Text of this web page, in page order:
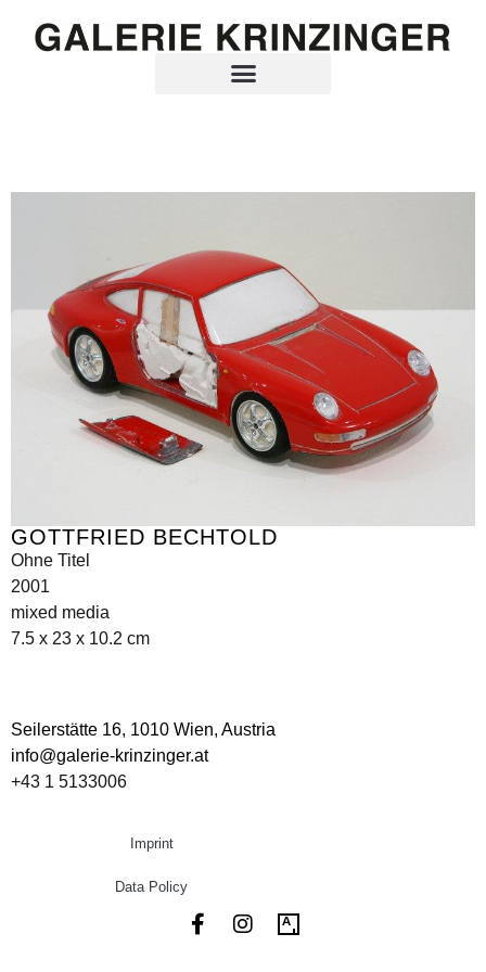
GOTTFRIED BECHTOLD
Ohne Titel
2001
mixed media
7.5 x 23 x 10.2 cm
Seilerstätte 16, 1010 Wien, Austria
info@galerie-krinzinger.at
+43 1 5133006
Imprint
Data Policy